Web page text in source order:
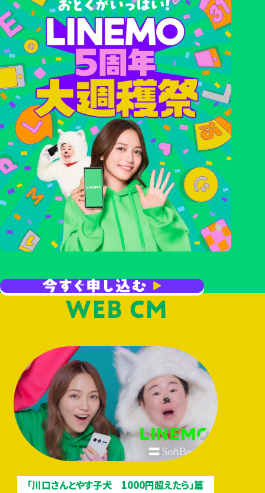
【内訳】
・LINEMOベストプラン
（3GB以下）
900円
・消費税 90円
※ プラン内容は⼀般的な利⽤状況を参考に算出されています。
表⽰料⾦は基本料⾦です。ご利⽤状況によっては別途料⾦が発⽣する
場合があります。
※
利⽤⽅法や⾳質‧画質によりデータ消費量が異なる場合があります。
※ 通話料別 時間帯により速度制御の場合あり オンライン専用
W-Fi環境メインで利用するな
ら 「LINEMOベストプラン
（～3GB）」で賢く節約！
・LINEMOベストプラン
（3GB以下）
900円
場合があります。
利⽤⽅法や⾳質‧画質によりデータ消費量が異なる場合があります。
通話料別 時間帯により速度制御の場合あり オンライン専用
外でも快適に利用したいあな
「LINEMOベストプ
ラン（～10GB）」がおすす
「川口さんとやす子犬 1000円超えたら」篇